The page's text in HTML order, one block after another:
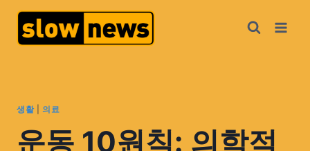
생활| 의료
운동 10원칙: 의학적